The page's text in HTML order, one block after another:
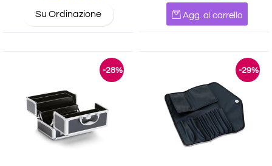
Su Ordinazione Agg. al carrello
-28% -29%